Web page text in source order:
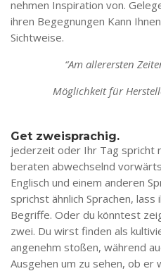
nehmen Inspiration von.
ihren Begegnungen Kann
Sichtweise.
“Am allerersten
Möglichkeit für
Get zweisprachig.
jederzeit oder Ihr Tag spricht
beraten abwechselnd
Englisch und einem anderen
sprichst ähnlich Sprachen,
Begriffe. Oder du könntest
zwei. Du wirst finden als
angenehm stoßen, während
Ausgehen um zu sehen, ob er